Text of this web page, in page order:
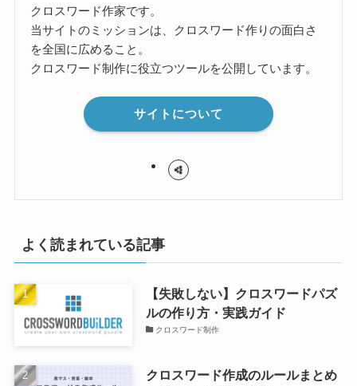
クロスワード作家です。
当サイトのミッションは、クロスワード作りの面白さ
を全国に広めること。
クロスワード制作に役立つツールを公開しています。
サイトについて
よく読まれている記事
【失敗しない】クロスワードパズ
ルの作り方・実践ガイド
クロスワード制作
クロスワード作成のルールまとめ